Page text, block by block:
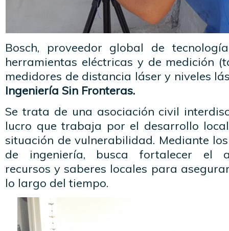
Bosch, proveedor global de
herramientas eléctricas y de medición
medidores de distancia láser y niveles
Ingeniería Sin Fronteras.
Se trata de una asociación civil
lucro que trabaja por el desarrollo
situación de vulnerabilidad. Mediante
de ingeniería, busca fortalecer el
recursos y saberes locales para
lo largo del tiempo.